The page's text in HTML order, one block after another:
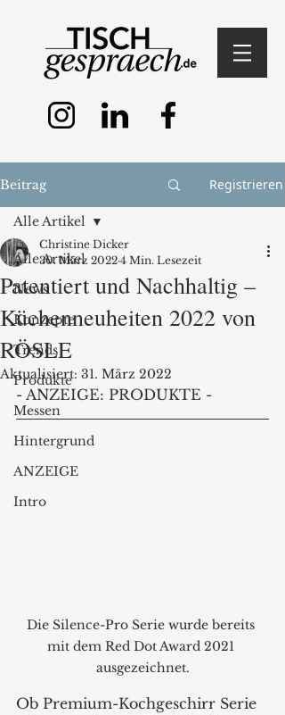
Beitrag Registrieren
Alle Artikel
News
Konzepte
Trends
Produkte
Messen
Hintergrund
ANZEIGE
Intro
Alle Artikel
Patentiert und Nachhaltig –
Küchenneuheiten 2022 von
RÖSLE
Christine Dicker
30. März 2022 4 Min. Lesezeit
Aktualisiert: 31. März 2022
- ANZEIGE: PRODUKTE -
Die Silence-Pro Serie wurde bereits
mit dem Red Dot Award 2021
ausgezeichnet.
Ob Premium-Kochgeschirr Serie